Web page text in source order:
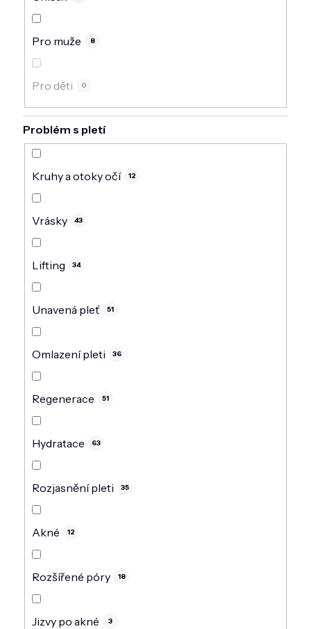
Pro muže 8
Pro děti 0
Problém s pletí
Kruhy a otoky očí 12
Vrásky 43
Lifting 34
Unavená pleť 51
Omlazení pleti 36
Regenerace 51
Hydratace 63
Rozjasnění pleti 35
Akné 12
Rozšířené póry 18
Jizvy po akné 3